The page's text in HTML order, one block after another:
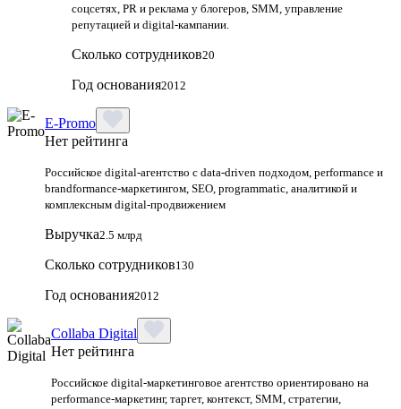
соцсетях, PR и реклама у блогеров, SMM, управление
репутацией и digital-кампании.
Сколько сотрудников20
Год основания2012
E-Promo
Нет рейтинга
Российское digital-агентство с data-driven подходом, performance и
brandformance-маркетингом, SEO, programmatic, аналитикой и
комплексным digital-продвижением
Выручка2.5 млрд
Сколько сотрудников130
Год основания2012
Collaba Digital
Нет рейтинга
Российское digital-маркетинговое агентство ориентировано на
performance-маркетинг, таргет, контекст, SMM, стратегии,